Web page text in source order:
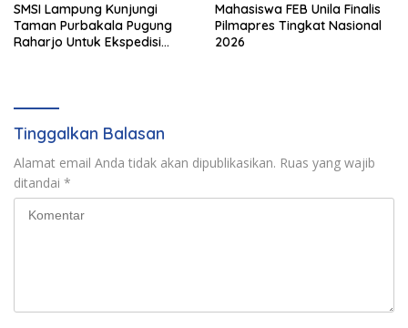
SMSI Lampung Kunjungi
Taman Purbakala Pugung
Raharjo Untuk Ekspedisi
Mahasiswa FEB Unila Finalis
Pilmapres Tingkat Nasional
2026
Tinggalkan Balasan
Alamat email Anda tidak akan dipublikasikan. Ruas yang wajib
ditandai *